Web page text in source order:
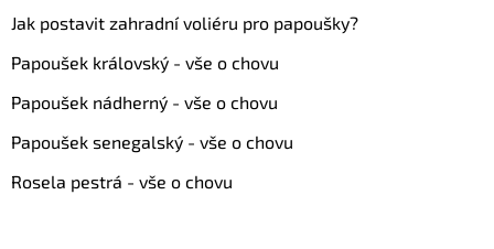
Jak postavit zahradní voliéru pro papoušky?
Papoušek královský - vše o chovu
Papoušek nádherný - vše o chovu
Papoušek senegalský - vše o chovu
Rosela pestrá - vše o chovu